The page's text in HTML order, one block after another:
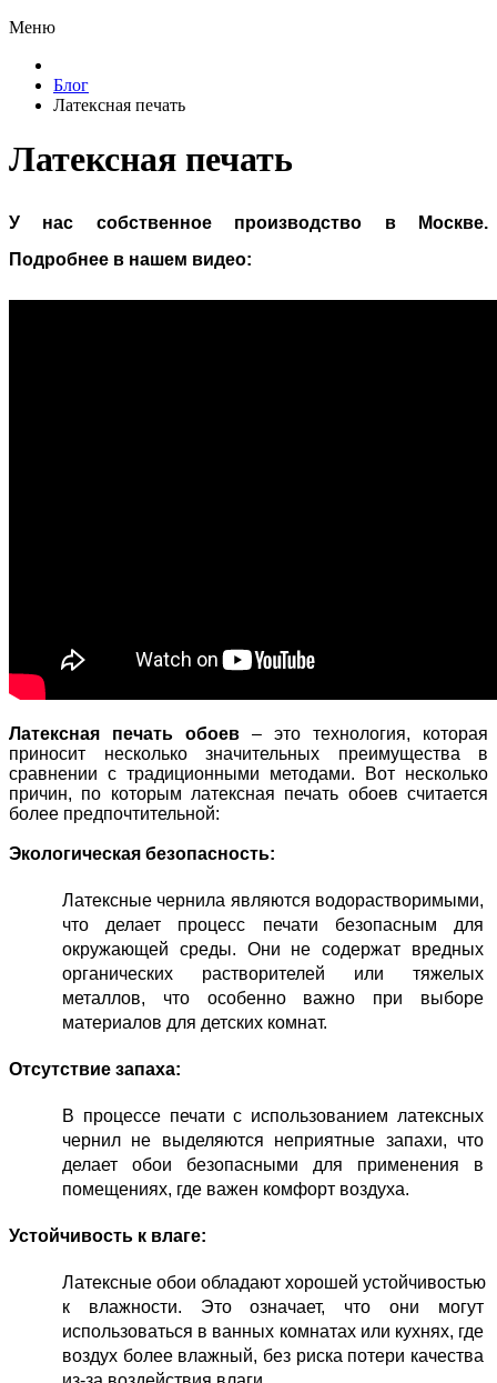
Меню
Блог
Латексная печать
Латексная печать
У нас собственное производство в Москве.
Подробнее в нашем видео:
Латексная печать обоев – это технология, которая
приносит несколько значительных преимущества в
сравнении с традиционными методами. Вот несколько
причин, по которым латексная печать обоев считается
более предпочтительной:
Экологическая безопасность:
Латексные чернила являются водорастворимыми,
что делает процесс печати безопасным для
окружающей среды. Они не содержат вредных
органических растворителей или тяжелых
металлов, что особенно важно при выборе
материалов для детских комнат.
Отсутствие запаха:
В процессе печати с использованием латексных
чернил не выделяются неприятные запахи, что
делает обои безопасными для применения в
помещениях, где важен комфорт воздуха.
Устойчивость к влаге:
Латексные обои обладают хорошей устойчивостью
к влажности. Это означает, что они могут
использоваться в ванных комнатах или кухнях, где
воздух более влажный, без риска потери качества